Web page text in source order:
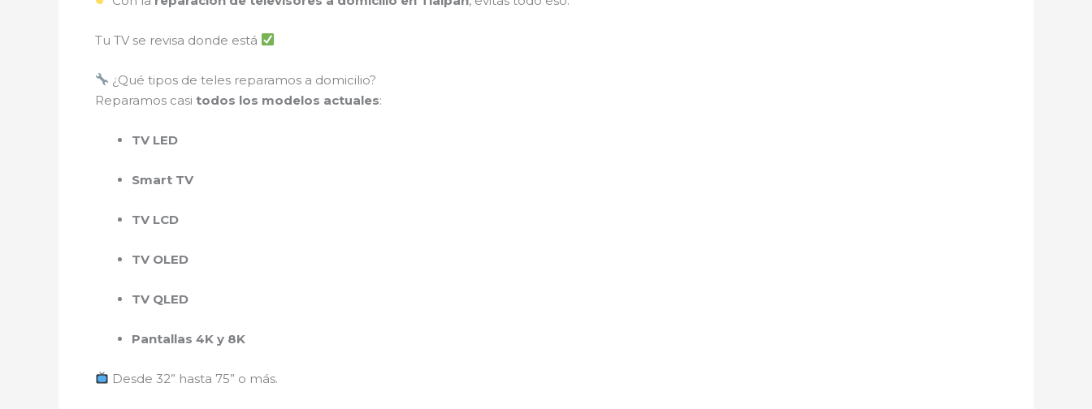
Tu TV se revisa donde está
¿Qué tipos de teles reparamos a domicilio?
Reparamos casi todos los modelos actuales:
TV LED
Smart TV
TV LCD
TV OLED
TV QLED
Pantallas 4K y 8K
Desde 32” hasta 75” o más.